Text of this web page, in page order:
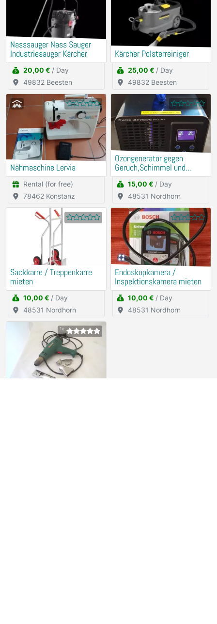
Nasssauger Nass Sauger
Industriesauger Kärcher
20,00 € / Day
49832 Beesten
Kärcher Polsterreiniger
25,00 € / Day
49832 Beesten
Nähmaschine Lervia
Rental (for free)
78462 Konstanz
Ozongenerator gegen
Geruch,Schimmel und
Milben mieten
15,00 € / Day
48531 Nordhorn
Sackkarre / Treppenkarre
mieten
10,00 € / Day
48531 Nordhorn
Endoskopkamera /
Inspektionskamera mieten
10,00 € / Day
48531 Nordhorn
1x